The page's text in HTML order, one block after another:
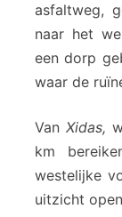
asfaltweg,
naar het
een dorp
waar de
VanXidas,
km
westelijke
uitzicht